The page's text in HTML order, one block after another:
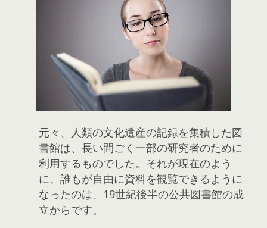
元々、人類の文化遺産の記録を集積した図
書館は、長い間ごく一部の研究者のために
利用するものでした。それが現在のよう
に、誰もが自由に資料を観覧できるように
なったのは、19世紀後半の公共図書館の成
立からです。